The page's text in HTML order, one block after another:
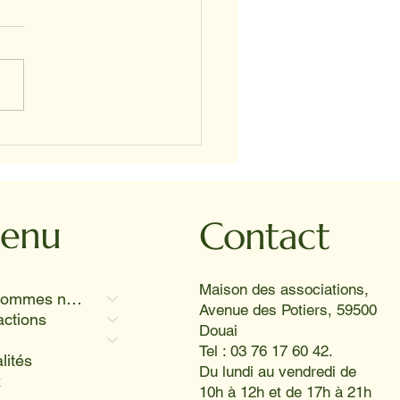
aussi radieux que le
😊
Qui sommes nous
Contact
Maison des associations,
Avenue des Potiers, 59500
Douai
Tel : 03 76 17 60 42.
Du lundi au vendredi de
10h à 12h et de 17h à 21h